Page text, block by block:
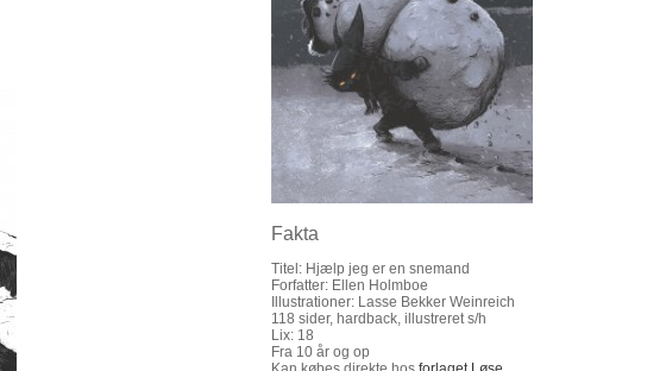
Fakta
Titel: Hjælp jeg er en snemand
Forfatter: Ellen Holmboe
Illustrationer: Lasse Bekker Weinreich
118 sider, hardback, illustreret s/h
Lix: 18
Fra 10 år og op